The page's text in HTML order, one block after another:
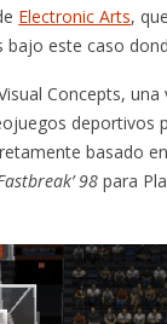
Electronic Arts,
bajo este caso
Concepts,
deportivos
basado
98 para